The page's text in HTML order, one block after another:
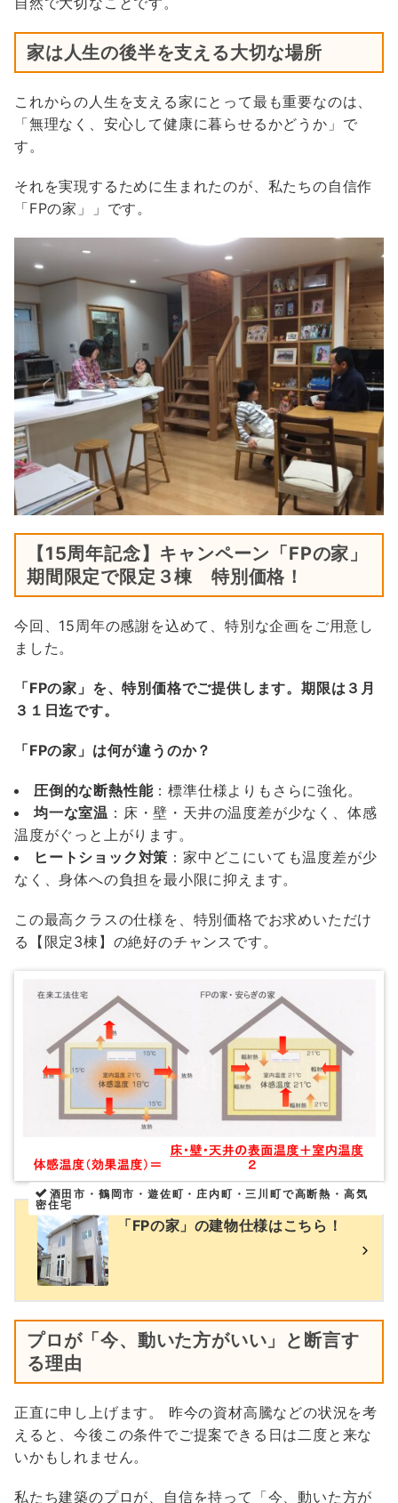
家は人生の後半を支える大切な場所
これからの人生を支える家にとって最も重要なのは、
「無理なく、安心して健康に暮らせるかどうか」で
す。
それを実現するために生まれたのが、私たちの自信作
「FPの家」」です。
【15周年記念】キャンペーン「FPの家」
期間限定で限定３棟 特別価格！
今回、15周年の感謝を込めて、特別な企画をご用意し
ました。
「FPの家」を、特別価格でご提供します。期限は３月
３１日迄です。
「FPの家」は何が違うのか？
圧倒的な断熱性能：標準仕様よりもさらに強化。
均一な室温 ：床・壁・天井の温度差が少なく、体感
温度がぐっと上がります。
ヒートショック対策 ：家中どこにいても温度差が少
なく、身体への負担を最小限に抑えます。
この最高クラスの仕様を、特別価格でお求めいただけ
る【限定3棟】の絶好のチャンスです。
酒田市・鶴岡市・遊佐町・庄内町・三川町で高断熱・高気
密住宅
「FPの家」の建物仕様はこちら！
プロが「今、動いた方がいい」と断言す
る理由
正直に申し上げます。 昨今の資材高騰などの状況を考
えると、今後この条件でご提案できる日は二度と来な
いかもしれません。
私たち建築のプロが、自信を持って「今、動いた方が